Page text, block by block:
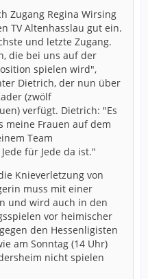
Zugang Regina Wirsing
TV Altenhasslau gut ein.
und letzte Zugang.
die bei uns auf der
spielen wird",
Dietrich, der nun über
(zwölf
verfügt. Dietrich: "Es
meine Frauen auf dem
Team
für Jede da ist."
Knieverletzung von
muss mit einer
und wird auch in den
vor heimischer
den Hessenligisten
am Sonntag (14 Uhr)
nicht spielen